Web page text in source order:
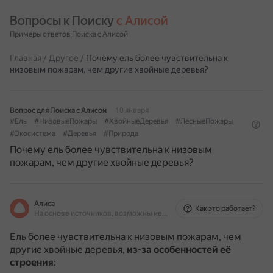
Вопросы к Поиску с Алисой
Примеры ответов Поиска с Алисой
Главная / Другое / Почему ель более чувствительна к
низовым пожарам, чем другие хвойные деревья?
Вопрос для Поиска с Алисой
10 января
#Ель
#НизовыеПожары #ХвойныеДеревья
#ЛесныеПожары
#Экосистема
#Деревья #Природа
Почему ель более чувствительна к низовым
пожарам, чем другие хвойные деревья?
Алиса
На основе источников, возможны неточности
Как это работает?
Ель более чувствительна к низовым пожарам, чем
другие хвойные деревья, из-за особенностей её
строения: